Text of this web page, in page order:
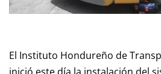
El Instituto Hondureño de